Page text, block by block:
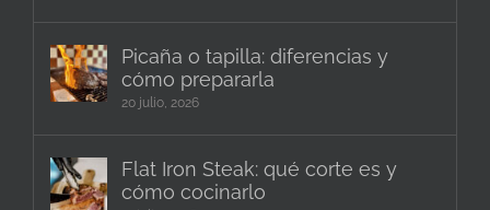
Picaña o tapilla: diferencias y
cómo prepararla
20 julio, 2026
Flat Iron Steak: qué corte es y
cómo cocinarlo